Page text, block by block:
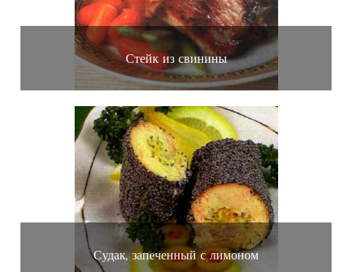
Стейк из свинины
Судак, запеченный с лимоном